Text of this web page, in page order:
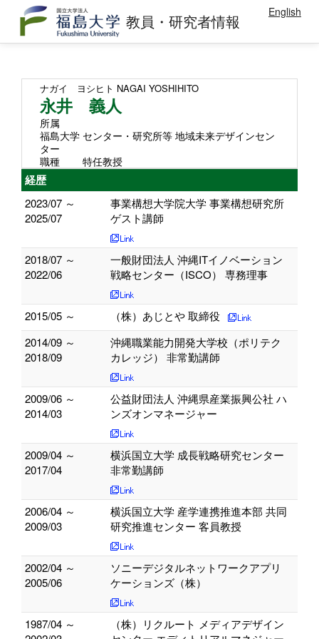
教員・研究者情報 English
ナガイ ヨシヒト NAGAI YOSHIHITO
永井 義人
所属
福島大学 センター・研究所等 地域未来デザインセン
ター
職種
特任教授
経歴
2023/07 ～
2025/07
事業構想大学院大学 事業構想研究所
ゲスト講師
2018/07 ～
2022/06
一般財団法人 沖縄ITイノベーション
戦略センター（ISCO） 専務理事
2015/05 ～
（株）あじとや 取締役
2014/09 ～
2018/09
沖縄職業能力開発大学校（ポリテク
カレッジ） 非常勤講師
2009/06 ～
2014/03
公益財団法人 沖縄県産業振興公社 ハ
ンズオンマネージャー
2009/04 ～
2017/04
横浜国立大学 成長戦略研究センター
非常勤講師
2006/04 ～
2009/03
横浜国立大学 産学連携推進本部 共同
研究推進センター 客員教授
2002/04 ～
2005/06
ソニーデジタルネットワークアプリ
ケーションズ（株）
1987/04 ～
（株）リクルート メディアデザイン